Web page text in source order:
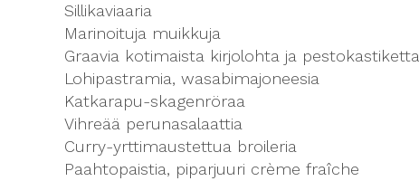
Sillikaviaaria
Marinoituja muikkuja
Graavia kotimaista kirjolohta ja pestokastiketta
Lohipastramia, wasabimajoneesia
Katkarapu-skagenröraa
Vihreää perunasalaattia
Curry-yrttimaustettua broileria
Paahtopaistia, piparjuuri crème fraîche